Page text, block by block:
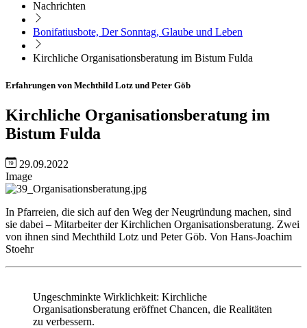
Nachrichten
Bonifatiusbote, Der Sonntag, Glaube und Leben
Kirchliche Organisationsberatung im Bistum Fulda
Erfahrungen von Mechthild Lotz und Peter Göb
Kirchliche Organisationsberatung im
Bistum Fulda
29.09.2022
Image
In Pfarreien, die sich auf den Weg der Neugründung machen, sind
sie dabei – Mitarbeiter der Kirchlichen Organisationsberatung. Zwei
von ihnen sind Mechthild Lotz und Peter Göb. Von Hans-Joachim
Stoehr
Ungeschminkte Wirklichkeit: Kirchliche
Organisationsberatung eröffnet Chancen, die Realitäten
zu verbessern.